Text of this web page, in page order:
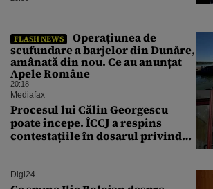
FLASH NEWS
Operațiunea de
scufundare a barjelor din Dunăre,
amânată din nou. Ce au anunțat
Apele Române
20:18
Mediafax
Procesul lui Călin Georgescu
poate începe. ÎCCJ a respins
contestațiile în dosarul privind
Digi24